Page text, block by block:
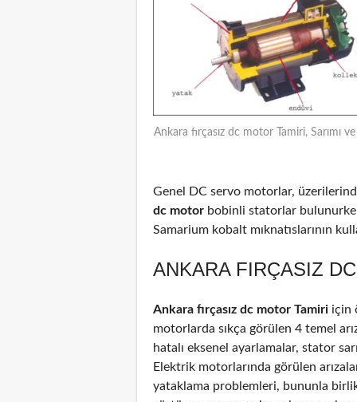
Ankara fırçasız dc motor Tamiri, Sarımı ve
Genel DC servo motorlar,
dc motor bobinli statorlar
Samarium kobalt mıknatıslarının
ANKARA FIRÇASIZ
Ankara fırçasız dc motor Tamiri için
motorlarda sıkça görülen 4 temel
hatalı eksenel ayarlamalar, stator
Elektrik motorlarında görülen
yataklama problemleri, bununla